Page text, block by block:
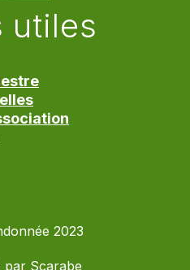
utiles
2023
par Scarabe